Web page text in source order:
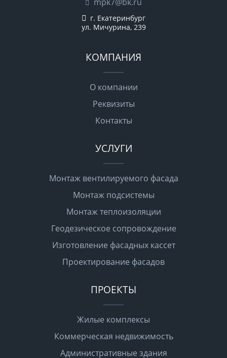
г. Екатеринбург
ул. Мичурина, 239
КОМПАНИЯ
О компании
Реквизиты
Контакты
УСЛУГИ
Монтаж вентилируемого фасада
Монтаж подсистемы
Монтаж теплоизоляции
Геодезическое сопровождение
Изготовление фасадных кассет
Проектирование фасадов
ПРОЕКТЫ
Жилые комплексы
Коммерческая недвижимость
Административные здания